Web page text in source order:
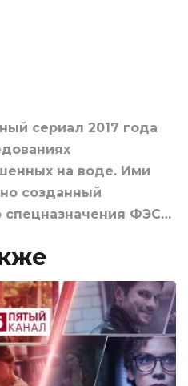
сериал 2017 года
на воде. Ими
созданный
спецназначения ФЭС…